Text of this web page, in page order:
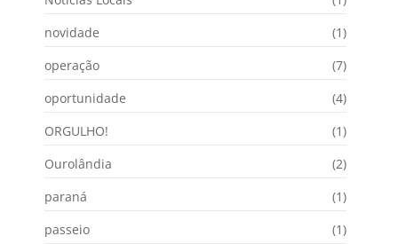
novidade
(1)
operação
(7)
oportunidade
(4)
ORGULHO!
(1)
Ourolândia
(2)
paraná
(1)
passeio
(1)